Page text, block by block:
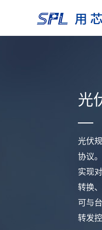
光
光伏
协议。
实现
转换
可与
转发